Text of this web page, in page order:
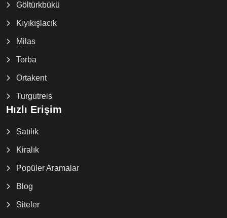
Göltürkbükü
Kıyıkışlacık
Milas
Torba
Ortakent
Turgutreis
Hızlı Erişim
Satılık
Kiralık
Popüler Aramalar
Blog
Siteler